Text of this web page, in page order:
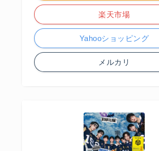
楽天市場
Yahooショッピング
メルカリ